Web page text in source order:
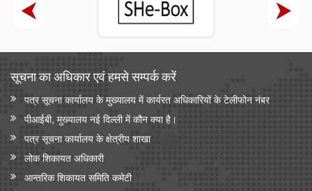
सूचना का अधिकार एवं हमसे सम्‍पर्क करें
पत्र सूचना कार्यालय के मुख्यालय में कार्यरत अधिकारियों के टेलीफोन नंबर
पीआईबी, मुख्यालय नई दिल्ली में कौन क्या है।
पत्र सूचना कार्यालय के क्षेत्रीय शाखा
लोक शिकायत अधिकारी
आन्‍तरिक शिकायत समिति कमेटी